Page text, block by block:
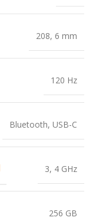
208, 6 mm
120 Hz
Bluetooth, USB-C
3, 4 GHz
256 GB